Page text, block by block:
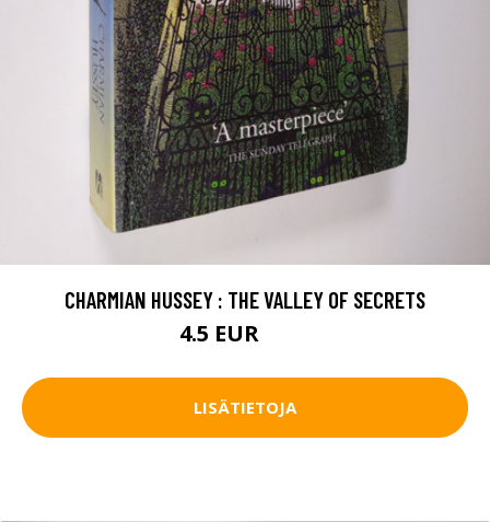
CHARMIAN HUSSEY : THE VALLEY OF SECRETS
4.5 EUR
LISÄTIETOJA